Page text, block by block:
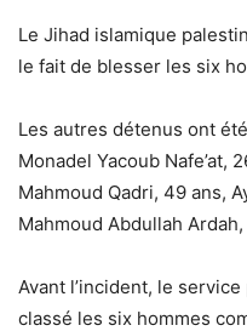
Le Jihad islamique
le fait de blesser les six
Les autres détenus ont
Monadel Yacoub Nafe’at,
Mahmoud Qadri, 49 ans,
Mahmoud Abdullah
Avant l’incident, le
classé les six hommes